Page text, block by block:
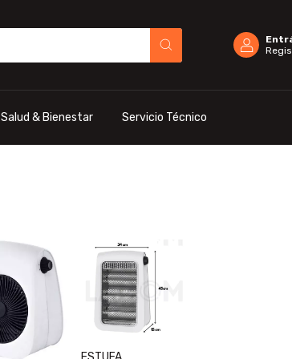
Salud & Bienestar Servicio Técnico